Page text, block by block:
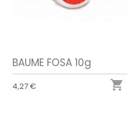
BAUME FOSA 10g
4,27 € 